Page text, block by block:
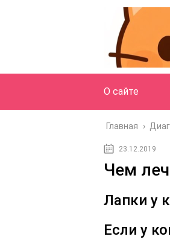
О сайте
Главная ›
23.12.2019
Чем
Лапки у
Если у